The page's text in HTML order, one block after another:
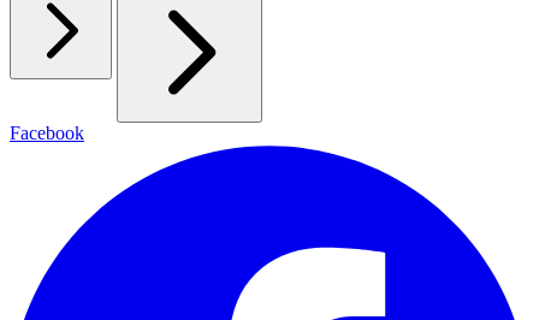
Facebook